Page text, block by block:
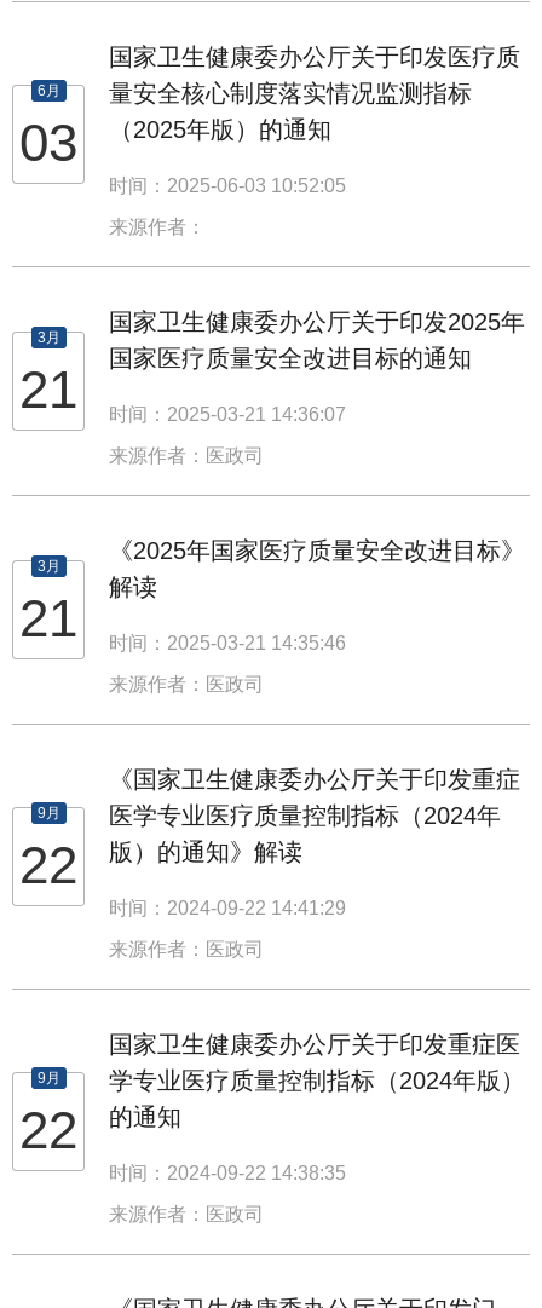
6月
03
国家卫生健康委办公厅关于印发医疗质
量安全核心制度落实情况监测指标
（2025年版）的通知
时间：2025-06-03 10:52:05
来源作者：
3月
21
国家卫生健康委办公厅关于印发2025年
国家医疗质量安全改进目标的通知
时间：2025-03-21 14:36:07
来源作者：医政司
3月
21
《2025年国家医疗质量安全改进目标》
解读
时间：2025-03-21 14:35:46
来源作者：医政司
9月
22
《国家卫生健康委办公厅关于印发重症
医学专业医疗质量控制指标（2024年
版）的通知》解读
时间：2024-09-22 14:41:29
来源作者：医政司
9月
22
国家卫生健康委办公厅关于印发重症医
学专业医疗质量控制指标（2024年版）
的通知
时间：2024-09-22 14:38:35
来源作者：医政司